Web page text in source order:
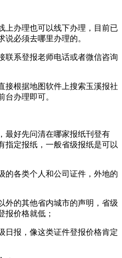
上办理也可以线下办理，目前已
必须去哪里办理的。
联系登报老师电话或者微信咨询
接根据地图软件上搜索玉溪报社
台办理即可。
最好先问清在哪家报纸刊登有
指定报纸，一般省级报纸是可以
的各类个人和公司证件，外地的
外的其他省内城市的声明，省级
报价格就低；
日报，像这类证件登报价格肯定